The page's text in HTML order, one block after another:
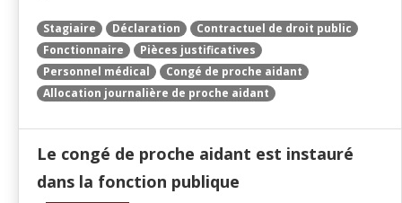
Stagiaire Déclaration
Contractuel de droit public
Fonctionnaire
Pièces justificatives
Personnel médical
Congé de proche aidant
Allocation journalière de proche aidant
Le congé de proche aidant est instauré
dans la fonction publique